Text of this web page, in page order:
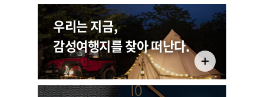
1591
22
2026.05.
우리는 지금,
감성여행지를 찾아 떠난다.